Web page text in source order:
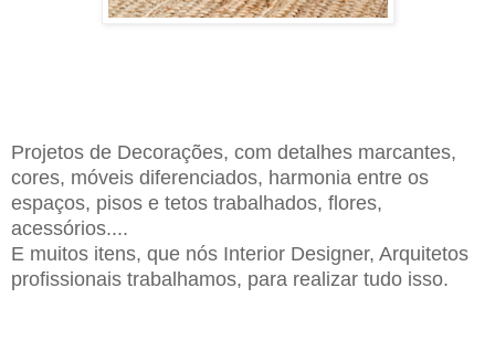
Projetos de Decorações, com detalhes marcantes,
cores, móveis diferenciados, harmonia entre os
espaços, pisos e tetos trabalhados, flores,
acessórios....
E muitos itens, que nós Interior Designer, Arquitetos
profissionais trabalhamos, para realizar tudo isso.